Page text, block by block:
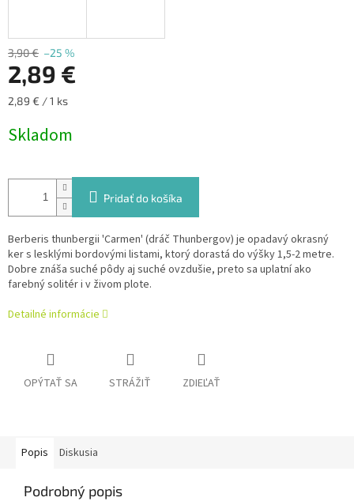
3,90 € –25 %
2,89 €
Jednotková
2,89 € / 1 ks
Skladom
Pridať do košíka
Berberis thunbergii 'Carmen' (dráč Thunbergov) je opadavý okrasný
ker s lesklými bordovými listami, ktorý dorastá do výšky 1,5-2 metre.
Dobre znáša suché pôdy aj suché ovzdušie, preto sa uplatní ako
farebný solitér i v živom plote.
Detailné informácie
OPÝTAŤ SA STRÁŽIŤ ZDIEĽAŤ
Popis Diskusia
Podrobný popis